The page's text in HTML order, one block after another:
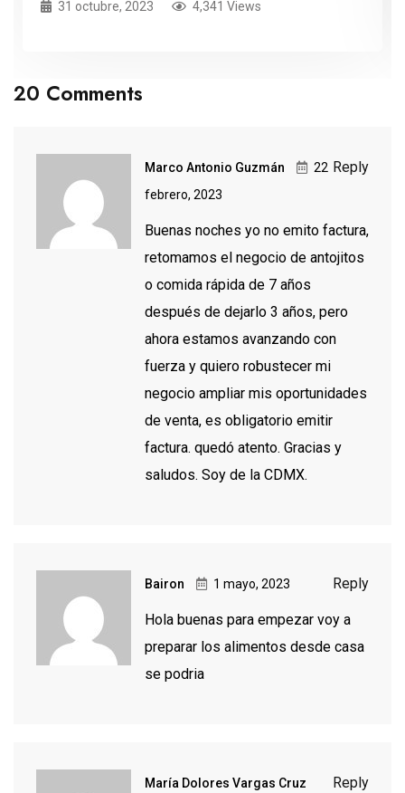
31 octubre, 2023 4,341 Views
20 Comments
Marco Antonio Guzmán
22
febrero, 2023
Reply
Buenas noches yo no emito factura,
retomamos el negocio de antojitos
o comida rápida de 7 años
después de dejarlo 3 años, pero
ahora estamos avanzando con
fuerza y quiero robustecer mi
negocio ampliar mis oportunidades
de venta, es obligatorio emitir
factura. quedó atento. Gracias y
saludos. Soy de la CDMX.
Bairon 1 mayo, 2023 Reply
Hola buenas para empezar voy a
preparar los alimentos desde casa
se podria
María Dolores Vargas Cruz
Reply